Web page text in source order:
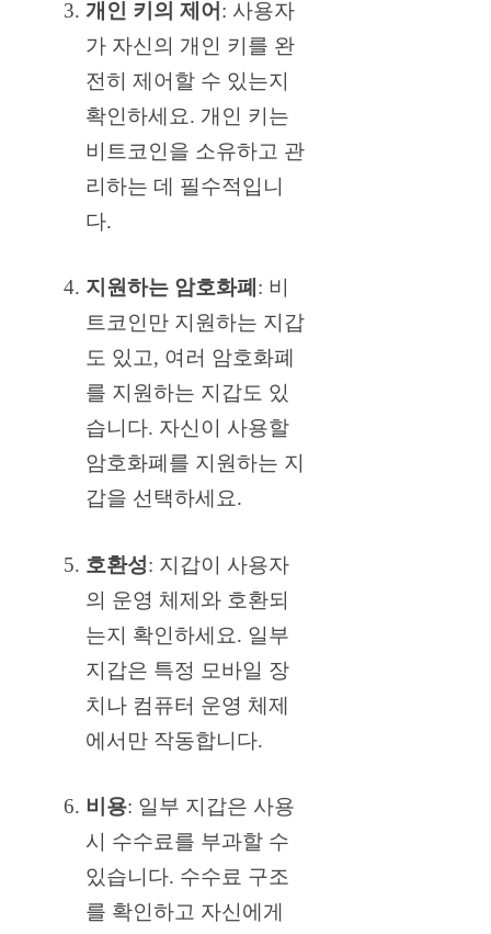
개인 키의 제어 : 사용자
가 자신의 개인 키를 완
전히 제어할 수 있는지
확인하세요. 개인 키는
비트코인을 소유하고 관
리하는 데 필수적입니
다.
지원하는 암호화폐 : 비
트코인만 지원하는 지갑
도 있고, 여러 암호화폐
를 지원하는 지갑도 있
습니다. 자신이 사용할
암호화폐를 지원하는 지
갑을 선택하세요.
호환성: 지갑이 사용자
의 운영 체제와 호환되
는지 확인하세요. 일부
지갑은 특정 모바일 장
치나 컴퓨터 운영 체제
에서만 작동합니다.
비용: 일부 지갑은 사용
시 수수료를 부과할 수
있습니다. 수수료 구조
를 확인하고 자신에게